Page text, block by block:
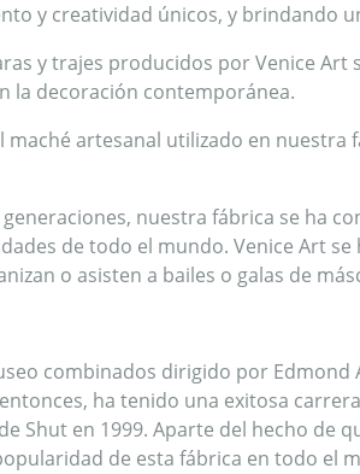
y creatividad únicos, y brindando
y trajes producidos por Venice
la decoración contemporánea.
maché artesanal utilizado en
nuestra fábrica se ha
de todo el mundo. Venice Art
o asisten a bailes o galas de
combinados dirigido por
ha tenido una exitosa
Shut en 1999. Aparte del hecho
de esta fábrica en todo el